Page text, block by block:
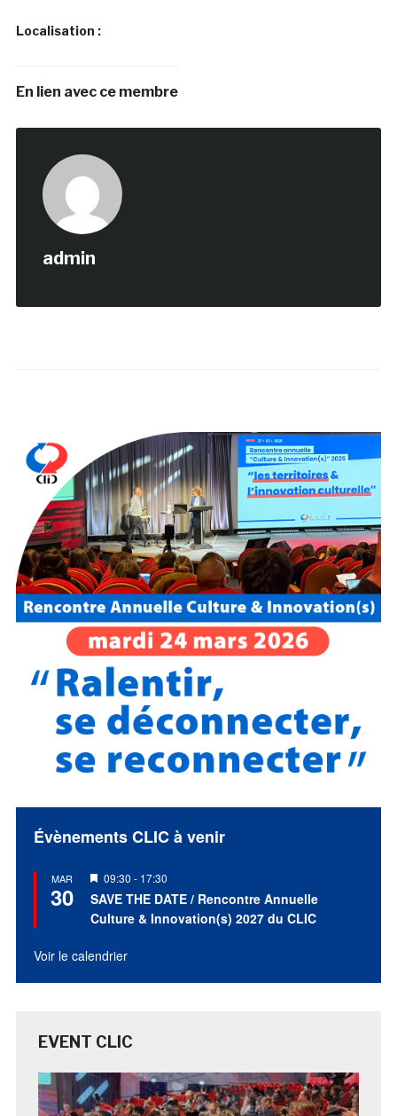
Localisation :
En lien avec ce membre
admin
Évènements CLIC à venir
MAR
30
Mis
en
avant
09:30 - 17:30
SAVE THE DATE / Rencontre Annuelle
Culture & Innovation(s) 2027 du CLIC
Voir le calendrier
EVENT CLIC